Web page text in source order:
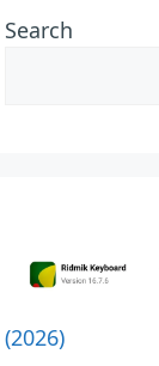
Search
(2026)